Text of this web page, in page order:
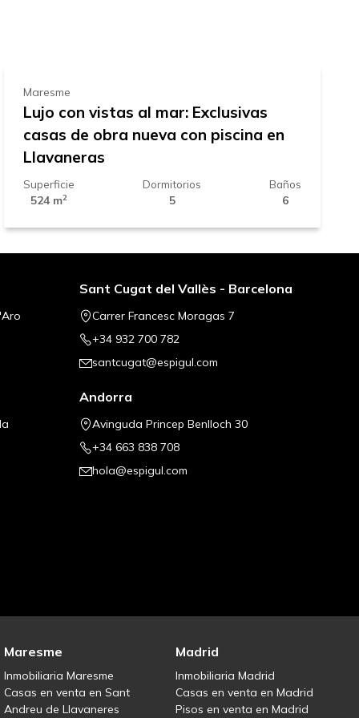
Maresme
Lujo con vistas al mar: Exclusivas
casas de obra nueva con piscina en
Llavaneras
Superficie
524 m2
Dormitorios
5
Baños
6
Sant Cugat del Vallès - Barcelona
Carrer Francesc Moragas 7
+34 932 700 782
santcugat@espigul.com
Andorra
Avinguda Princep Benlloch 30
+34 663 838 708
hola@espigul.com
Maresme
Inmobiliaria Maresme
Casas en venta en Sant
Andreu de Llavaneres
Madrid
Inmobiliaria Madrid
Casas en venta en Madrid
Pisos en venta en Madrid